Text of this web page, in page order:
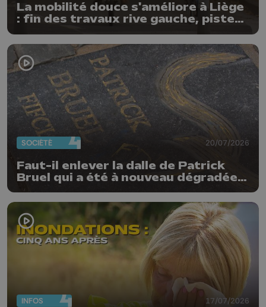
La mobilité douce s'améliore à Liège
: fin des travaux rive gauche, pistes
Guillemins...
SOCIÉTÉ 20/07/2026
Faut-il enlever la dalle de Patrick
Bruel qui a été à nouveau dégradée ?
"Nos ouvriers sont en vacances"
INFOS 17/07/2026